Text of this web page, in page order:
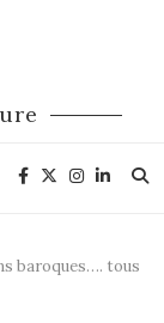
baroques…. tous